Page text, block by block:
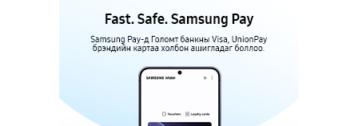
Энэ сарын 9-13-ныг хүртэлх цаг агаарын
19 цагийн өмнө
Шатахуун дамлаж байгаа асуудалд ТЕГ-аас